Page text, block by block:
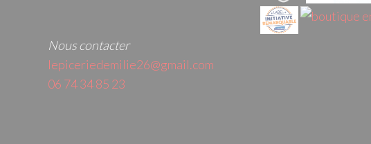
Nous contacter
lepiceriedemilie26@gmail.com
06 74 34 85 23